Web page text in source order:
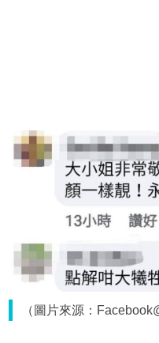
（圖片來源：